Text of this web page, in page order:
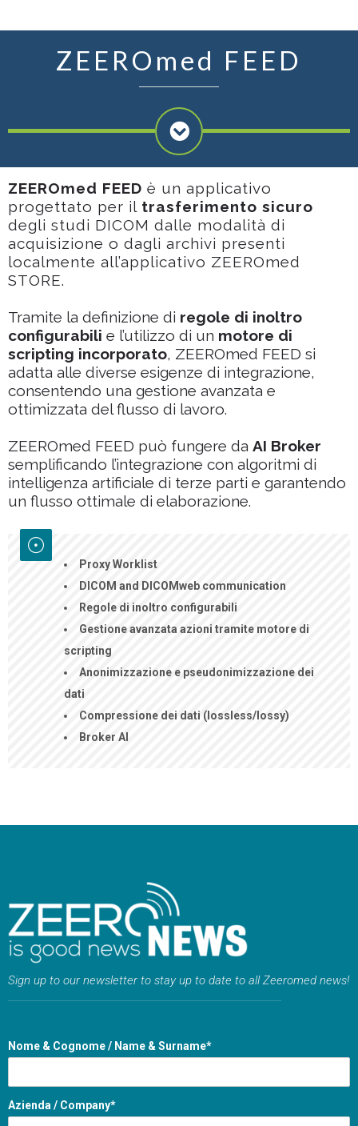
ZEEROmed FEED
ZEEROmed FEED è un applicativo
progettato per il trasferimento sicuro
degli studi DICOM dalle modalità di
acquisizione o dagli archivi presenti
localmente all’applicativo ZEEROmed
STORE.
Tramite la definizione di regole di inoltro
configurabili e l’utilizzo di un motore di
scripting incorporato, ZEEROmed FEED si
adatta alle diverse esigenze di integrazione,
consentendo una gestione avanzata e
ottimizzata del flusso di lavoro.
ZEEROmed FEED può fungere da AI Broker
semplificando l’integrazione con algoritmi di
intelligenza artificiale di terze parti e garantendo
un flusso ottimale di elaborazione.
Proxy Worklist
DICOM and DICOMweb communication
Regole di inoltro configurabili
Gestione avanzata azioni tramite motore di
scripting
Anonimizzazione e pseudonimizzazione dei
dati
Compressione dei dati (lossless/lossy)
Broker AI
Sign up to our newsletter to stay up to date to all Zeeromed news!
Nome & Cognome / Name & Surname*
Azienda / Company*